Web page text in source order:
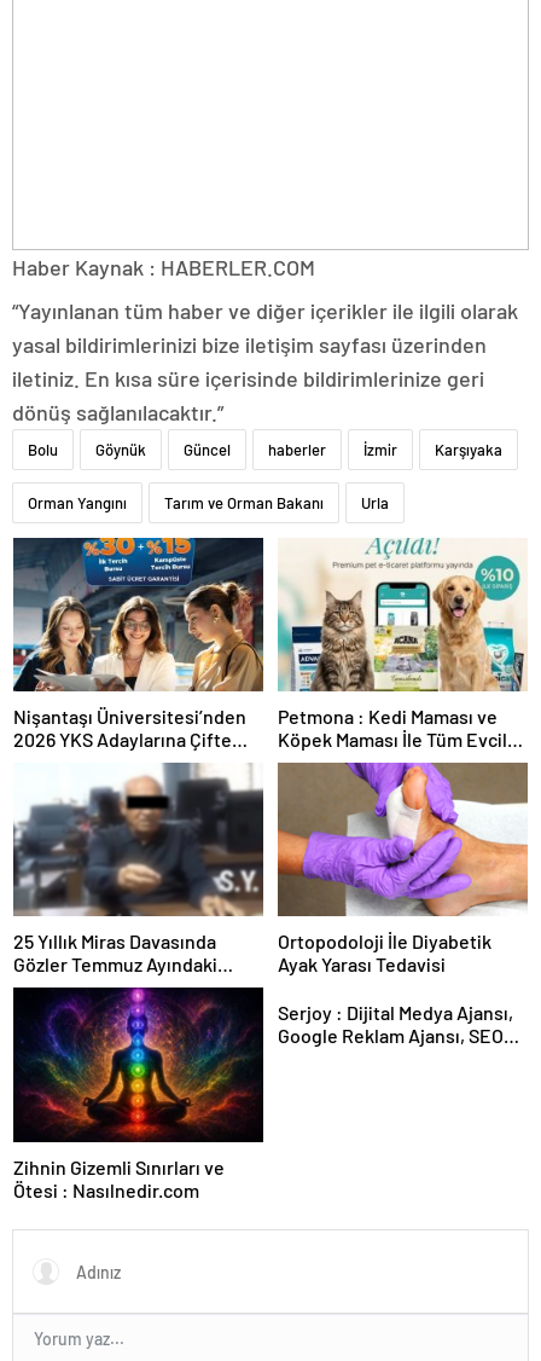
Haber Kaynak : HABERLER.COM
“Yayınlanan tüm haber ve diğer içerikler ile ilgili olarak
yasal bildirimlerinizi bize iletişim sayfası üzerinden
iletiniz. En kısa süre içerisinde bildirimlerinize geri
dönüş sağlanılacaktır.”
Bolu Göynük Güncel haberler İzmir Karşıyaka
Orman Yangını Tarım ve Orman Bakanı Urla
Nişantaşı Üniversitesi’nden
2026 YKS Adaylarına Çifte
Güvence: Sabit Ücret ve
Kesintisiz Burs
Petmona : Kedi Maması ve
Köpek Maması İle Tüm Evcil
Hayvan Ürünleri
25 Yıllık Miras Davasında
Gözler Temmuz Ayındaki
Karar Duruşmasına Çevrildi
Ortopodoloji İle Diyabetik
Ayak Yarası Tedavisi
Zihnin Gizemli Sınırları ve
Ötesi : Nasılnedir.com
Serjoy : Dijital Medya Ajansı,
Google Reklam Ajansı, SEO